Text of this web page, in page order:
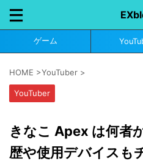
ゲーム
HOME >YouTuber >
YouTuber
きなこ Apex は何者
歴や使用デバイスも